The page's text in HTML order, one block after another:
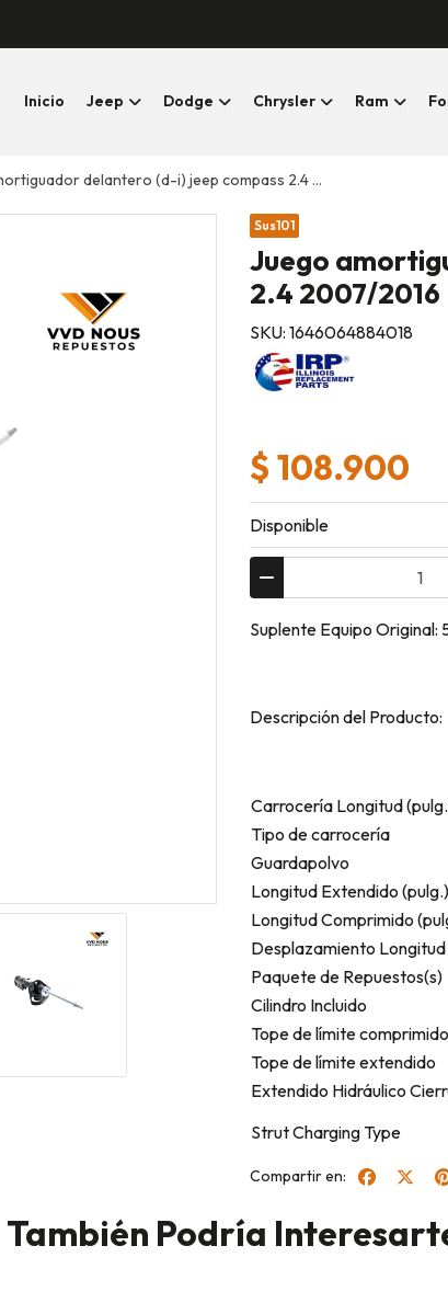
Inicio Jeep Dodge Chrysler Ram
delantero (d-i) jeep compass 2.4 2007/2016
Sus101
Juego
2.4 2007/2016
SKU: 1646064884018
$ 108.900
Disponible
Suplente Equipo Original:
Descripción del Producto:
Carrocería Longitud
Tipo de carrocería
Guardapolvo
Longitud Extendido (pulg.)
Longitud Comprimido
Desplazamiento Longitud
Paquete de Repuestos(s)
Cilindro Incluido
Tope de límite comprimido
Tope de límite extendido
Extendido Hidráulico
Strut Charging Type
Compartir en:
También Podría